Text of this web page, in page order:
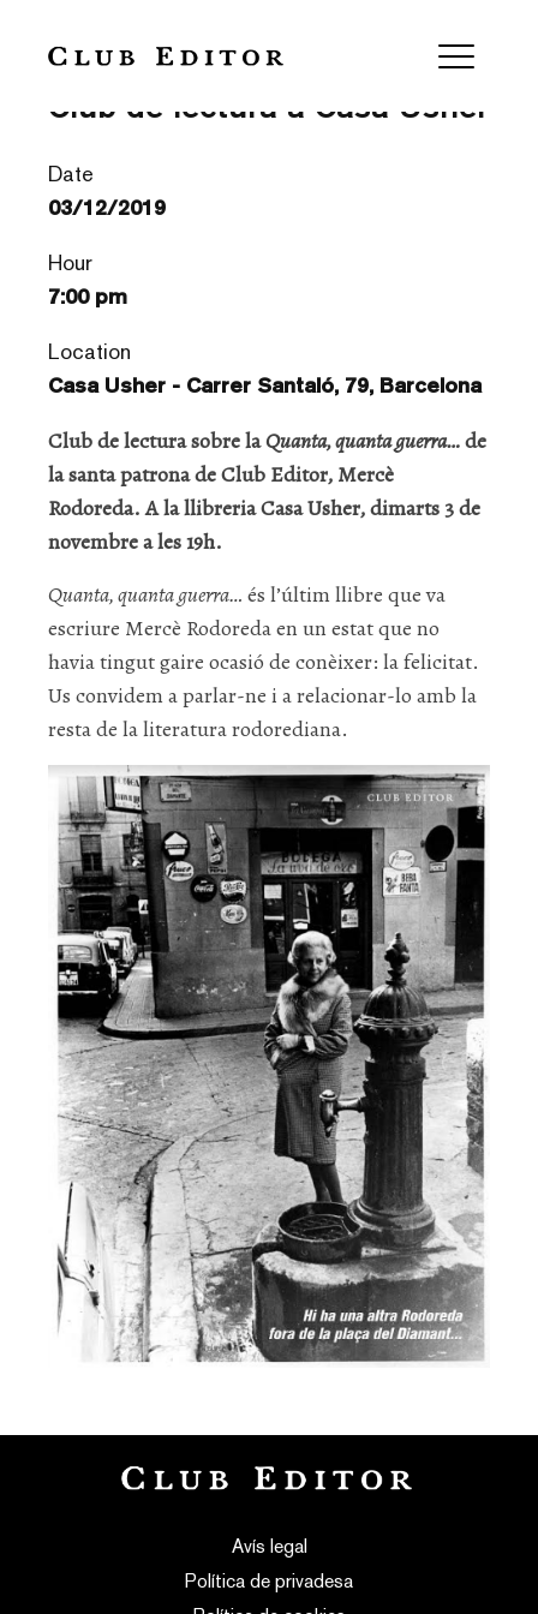
‘Quanta, quanta guerra…’ —
Club de lectura a Casa Usher
Date
03/12/2019
Hour
7:00 pm
Location
Casa Usher - Carrer Santaló, 79, Barcelona
Club de lectura sobre laQuanta, quanta guerra…de
la santa patrona de Club Editor, Mercè
Rodoreda. A la llibreria Casa Usher, dimarts 3 de
novembre a les 19h.
Quanta, quanta guerra… és l’últim llibre que va
escriure Mercè Rodoreda en un estat que no
havia tingut gaire ocasió de conèixer: la felicitat.
Us convidem a parlar-ne i a relacionar-lo amb la
resta de la literatura rodorediana.
Avís legal
Política de privadesa